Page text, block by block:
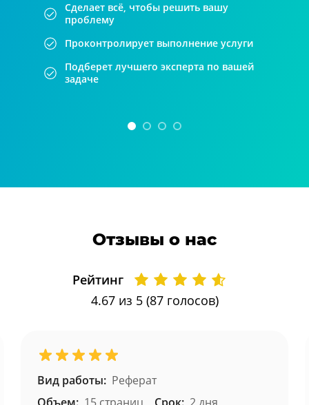
Сделает всё, чтобы решить вашу
проблему
Проконтролирует выполнение услуги
Подберет лучшего эксперта по вашей
задаче
Отзывы о нас
Рейтинг
4.67из 5 (87 голосов)
Вид работы: Реферат